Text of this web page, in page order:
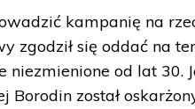
kampanię na
zgodził się oddać na
od lat 30.
został